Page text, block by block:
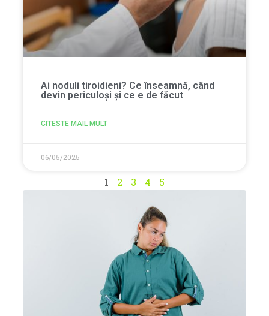
Ai noduli tiroidieni? Ce înseamnă, când
devin periculoși și ce e de făcut
CITESTE MAIL MULT
06/05/2025
1 2 3 4 5